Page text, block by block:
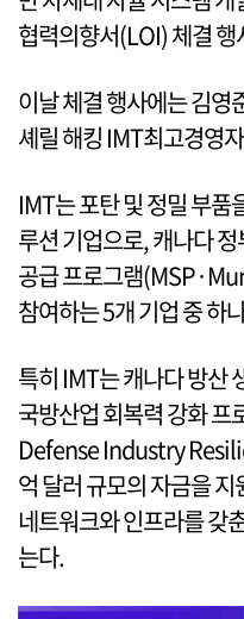
협력의향서(LOI) 체결
이날 체결 행사에는 김영
셰릴 해킹 IMT최고경영
IMT는 포탄 및 정밀 부품
루션 기업으로, 캐나다
공급 프로그램
참여하는 5개 기업 중 하
특히 IMT는 캐나다 방산
국방산업 회복력 강화
Defense Industry
억 달러 규모의 자금을
네트워크와 인프라를 갖
는다.